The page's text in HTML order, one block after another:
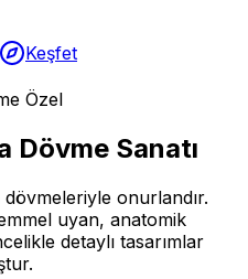
Keşfet
Özel
Dövme Sanatı
onurlandır.
uyan, anatomik
detaylı tasarımlar